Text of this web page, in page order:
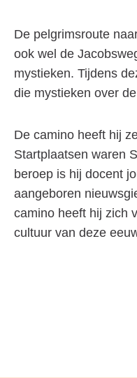
De pelgrimsroute
ook wel de
mystieken. Tijdens
die mystieken over
De camino heeft hij
Startplaatsen waren
beroep is hij docent
aangeboren
camino heeft hij zich
cultuur van deze